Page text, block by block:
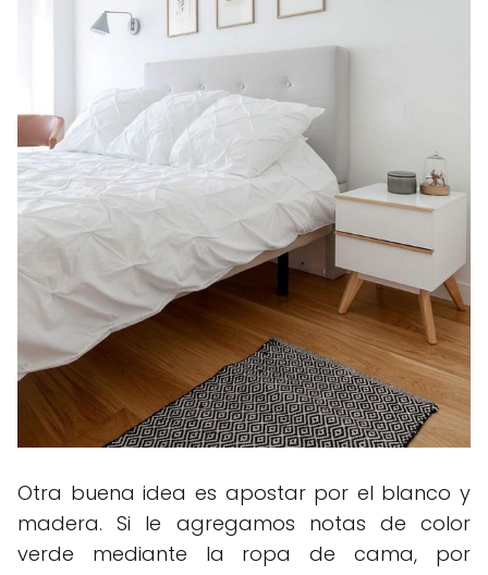
Otra buena idea es apostar por el blanco y
madera. Si le agregamos notas de color
verde mediante la ropa de cama, por